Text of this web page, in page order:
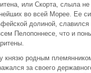
или Скорта, слыла не
во всей Морее. Ее
долиной, славился
Пелопоннесе, что и
князю родным
за своего